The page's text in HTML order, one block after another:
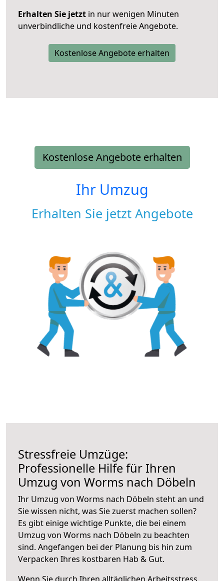
Erhalten Sie jetzt in nur wenigen Minuten
unverbindliche und kostenfreie Angebote.
Kostenlose Angebote erhalten
Kostenlose Angebote erhalten
Ihr Umzug
Erhalten Sie jetzt Angebote
Stressfreie Umzüge:
Professionelle Hilfe für Ihren
Umzug von Worms nach Döbeln
Ihr Umzug von Worms nach Döbeln steht an und
Sie wissen nicht, was Sie zuerst machen sollen?
Es gibt einige wichtige Punkte, die bei einem
Umzug von Worms nach Döbeln zu beachten
sind. Angefangen bei der Planung bis hin zum
Verpacken Ihres kostbaren Hab & Gut.